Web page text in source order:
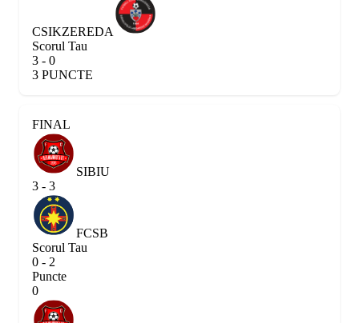
CSIKZEREDA
Scorul Tau
3 - 0
3 PUNCTE
FINAL
SIBIU
3 - 3
FCSB
Scorul Tau
0 - 2
Puncte
0